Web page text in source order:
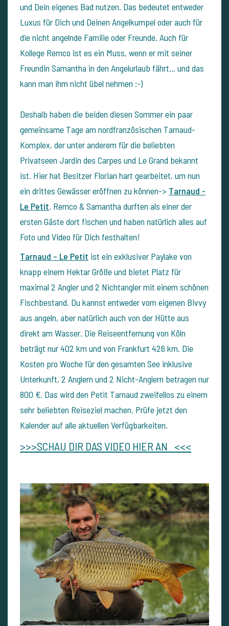
und Dein eigenes Bad nutzen. Das bedeutet entweder
Luxus für Dich und Deinen Angelkumpel oder auch für
die nicht angelnde Familie oder Freunde. Auch für
Kollege Remco ist es ein Muss, wenn er mit seiner
Freundin Samantha in den Angelurlaub fährt... und das
kann man ihm nicht übel nehmen :-)
Deshalb haben die beiden diesen Sommer ein paar
gemeinsame Tage am nordfranzösischen Tarnaud-
Komplex, der unter anderem für die beliebten
Privatseen Jardin des Carpes und Le Grand bekannt
ist. Hier hat Besitzer Florian hart gearbeitet, um nun
ein drittes Gewässer eröffnen zu können-> Tarnaud -
Le Petit. Remco & Samantha durften als einer der
ersten Gäste dort fischen und haben natürlich alles auf
Foto und Video für Dich festhalten!
Tarnaud – Le Petit ist ein exklusiver Paylake von
knapp einem Hektar Größe und bietet Platz für
maximal 2 Angler und 2 Nichtangler mit einem schönen
Fischbestand. Du kannst entweder vom eigenen Bivvy
aus angeln, aber natürlich auch von der Hütte aus
direkt am Wasser. Die Reiseentfernung von Köln
beträgt nur 402 km und von Frankfurt 426 km. Die
Kosten pro Woche für den gesamten See inklusive
Unterkunft, 2 Anglern und 2 Nicht-Anglern betragen nur
800 €. Das wird den Petit Tarnaud zweifellos zu einem
sehr beliebten Reiseziel machen. Prüfe jetzt den
Kalender auf alle aktuellen Verfügbarkeiten.
>>>SCHAU DIR DAS VIDEO HIER AN <<<